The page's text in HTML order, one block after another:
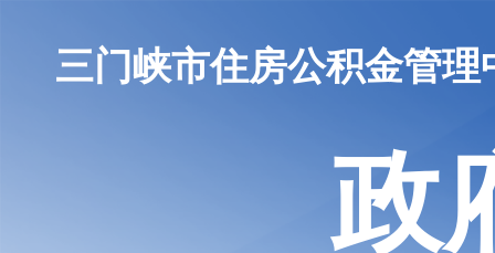
三门峡市住房公积金管理
政